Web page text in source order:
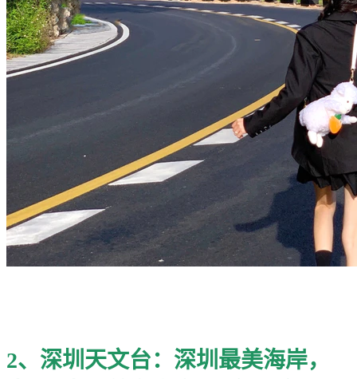
2、深圳天文台：深圳最美海岸，